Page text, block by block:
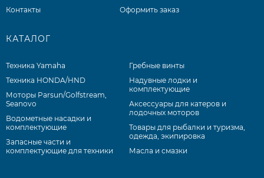
Контакты
Оформить заказ
КАТАЛОГ
Техника Yamaha
Техника HONDA/HND
Моторы Parsun/Golfstream,
Seanovo
Водометные насадки и
комплектующие
Запасные части и
комплектующие для техники
Гребные винты
Надувные лодки и
комплектующие
Аксессуары для катеров и
лодочных моторов
Товары для рыбалки и туризма,
одежда, экипировка
Масла и смазки